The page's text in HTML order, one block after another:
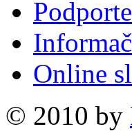
Podporte
Online
© 2010 by